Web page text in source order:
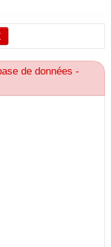
de données -